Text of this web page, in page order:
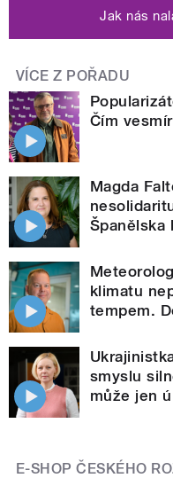
Jak nás
VÍCE Z POŘADU
Čím
Magda
Španělska
klimatu
tempem.
smyslu
může jen
E-SHOP ČESKÉHO